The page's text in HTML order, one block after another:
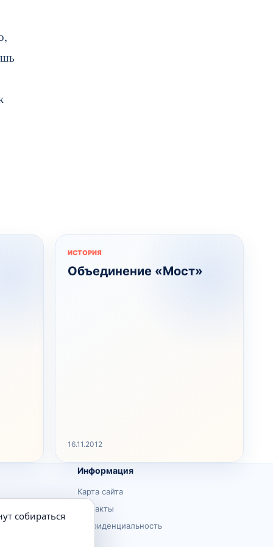
ИСТОРИЯ
Объединение «Мост»
16.11.2012
Информация
Карта сайта
Контакты
Конфиденциальность
собираться